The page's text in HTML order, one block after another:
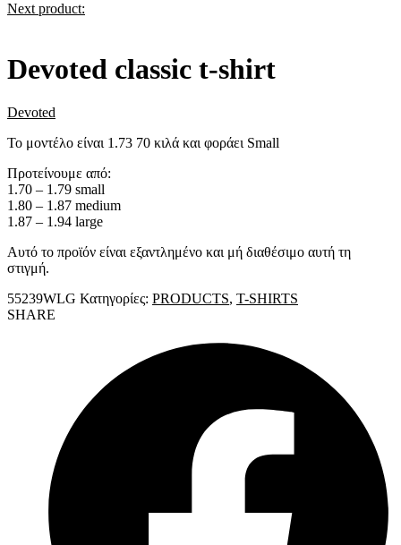
Next product:
Devoted classic t-shirt
Devoted
Το μοντέλο είναι 1.73 70 κιλά και φοράει Small
Προτείνουμε από:
1.70 – 1.79 small
1.80 – 1.87 medium
1.87 – 1.94 large
Αυτό το προϊόν είναι εξαντλημένο και μή διαθέσιμο αυτή τη
στιγμή.
55239WLG Κατηγορίες: PRODUCTS, T-SHIRTS
SHARE